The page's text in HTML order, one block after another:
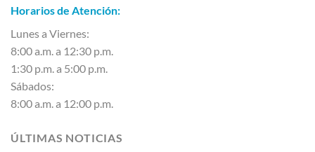
Horarios de Atención:
Lunes a Viernes:
8:00 a.m. a 12:30 p.m.
1:30 p.m. a 5:00 p.m.
Sábados:
8:00 a.m. a 12:00 p.m.
ÚLTIMAS NOTICIAS